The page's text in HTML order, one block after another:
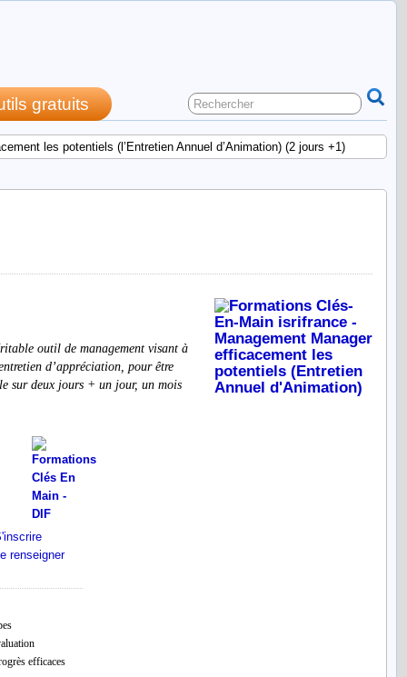
gratuits
les potentiels (l’Entretien Annuel d’Animation) (2 jours +1)
outil de management visant à
d’appréciation, pour être
sur deux jours + un jour, un mois
efficaces